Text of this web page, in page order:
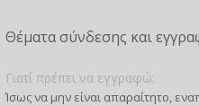
Θέματα σύνδεσης και
Γιατί πρέπει να εγγραφώ;
Ίσως να μην είναι απαραίτητο,